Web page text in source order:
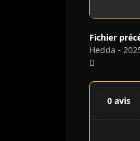
Fichier
Hedda -
0 avis